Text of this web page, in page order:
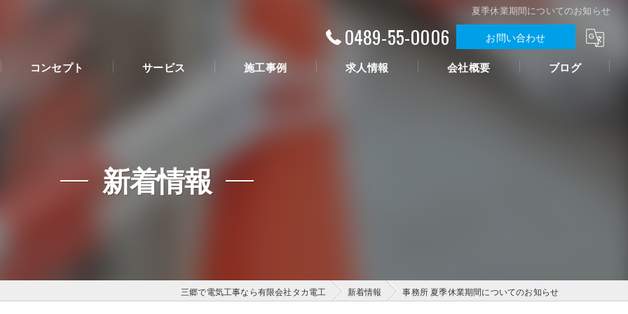
夏季休業期間についてのお知らせ
0489-55-0006 お問い合わせ
コンセプト サービス 施工事例 求人情報 会社概要 ブログ
新着情報
三郷で電気工事なら有限会社タカ電工 新着情報 事務所 夏季休業期間についてのお知らせ